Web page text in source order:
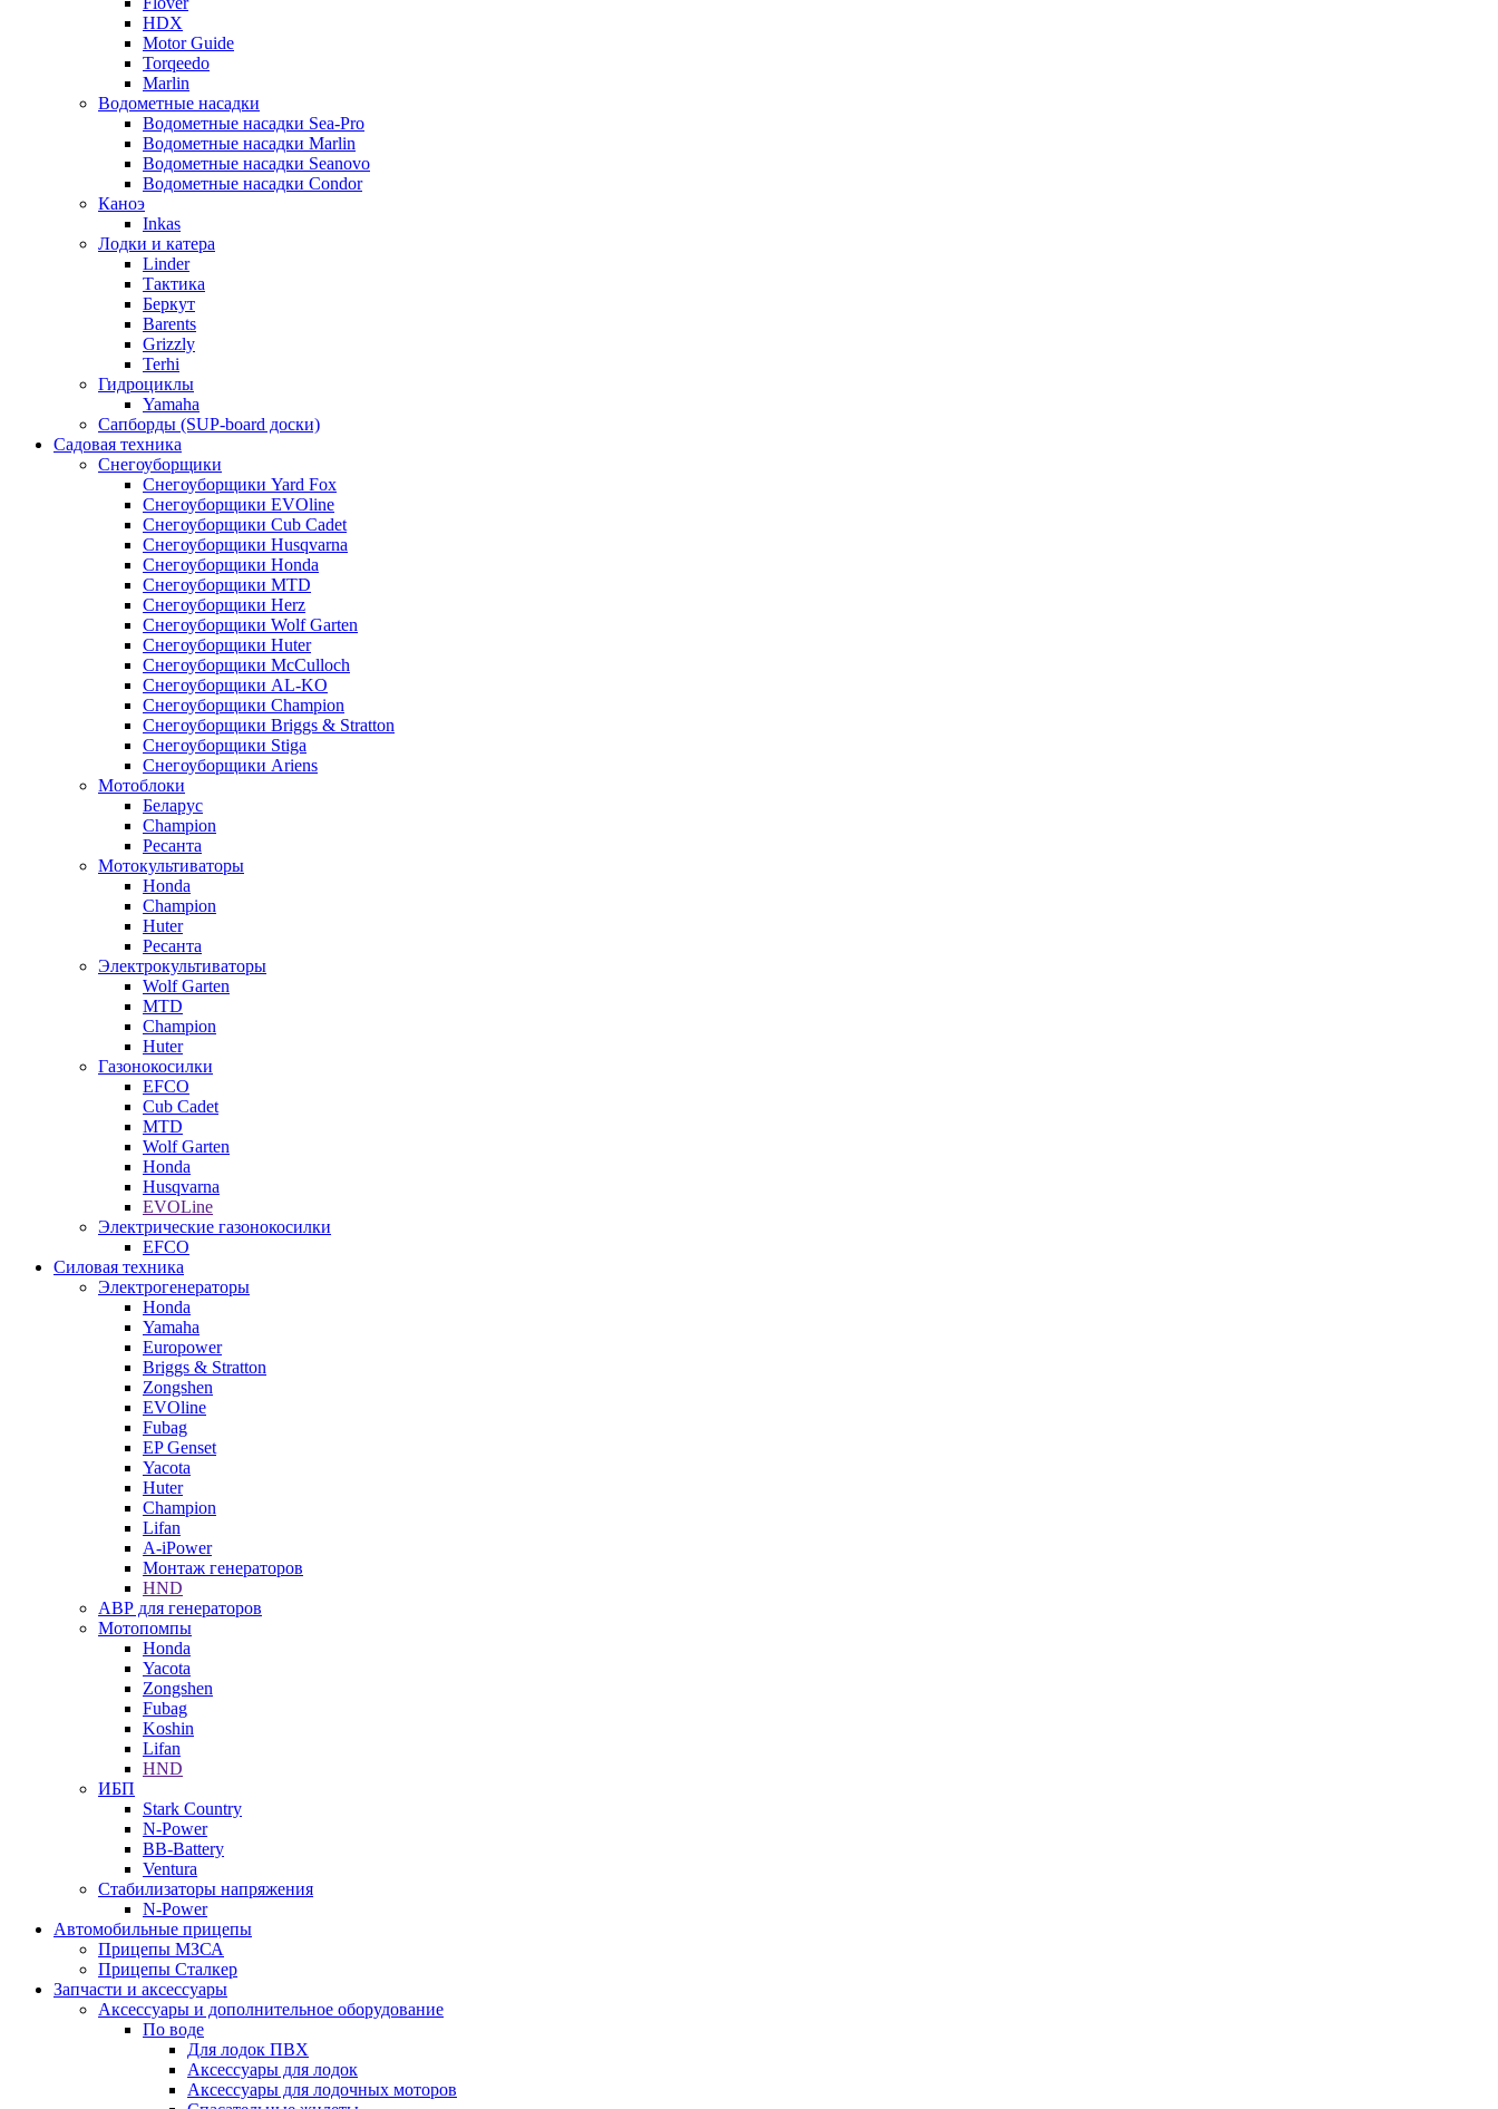
HDX
Motor Guide
Torqeedo
Marlin
Водометные насадки
Водометные насадки Sea-Pro
Водометные насадки Marlin
Водометные насадки Seanovo
Водометные насадки Condor
Каноэ
Inkas
Лодки и катера
Linder
Тактика
Беркут
Barents
Grizzly
Terhi
Гидроциклы
Yamaha
Сапборды (SUP-board доски)
Садовая техника
Снегоуборщики
Снегоуборщики Yard Fox
Снегоуборщики EVOline
Снегоуборщики Cub Cadet
Снегоуборщики Husqvarna
Снегоуборщики Honda
Снегоуборщики MTD
Снегоуборщики Herz
Снегоуборщики Wolf Garten
Снегоуборщики Huter
Снегоуборщики McCulloch
Снегоуборщики AL-KO
Снегоуборщики Champion
Снегоуборщики Briggs & Stratton
Снегоуборщики Stiga
Снегоуборщики Ariens
Мотоблоки
Беларус
Champion
Ресанта
Мотокультиваторы
Honda
Champion
Huter
Ресанта
Электрокультиваторы
Wolf Garten
MTD
Champion
Huter
Газонокосилки
EFCO
Cub Cadet
MTD
Wolf Garten
Honda
Husqvarna
EVOLine
Электрические газонокосилки
EFCO
Силовая техника
Электрогенераторы
Honda
Yamaha
Europower
Briggs & Stratton
Zongshen
EVOline
Fubag
EP Genset
Yacota
Huter
Champion
Lifan
A-iPower
Монтаж генераторов
HND
АВР для генераторов
Мотопомпы
Honda
Yacota
Zongshen
Fubag
Koshin
Lifan
HND
ИБП
Stark Country
N-Power
BB-Battery
Ventura
Стабилизаторы напряжения
N-Power
Автомобильные прицепы
Прицепы МЗСА
Прицепы Сталкер
Запчасти и аксессуары
Аксессуары и дополнительное оборудование
По воде
Для лодок ПВХ
Аксессуары для лодок
Аксессуары для лодочных моторов